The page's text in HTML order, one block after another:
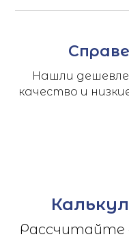
Нашли
качество и
Рассчитайте